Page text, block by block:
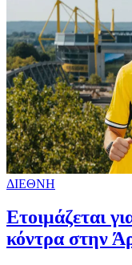
ΔΙΕΘΝΗ
Ετοιμάζεται
κόντρα στην